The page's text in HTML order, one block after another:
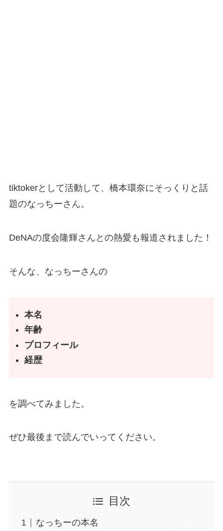
tiktokerとして活動して、橋本環奈にそっくりと話
題のなっちーさん。
DeNAの度会隆輝さんとの熱愛も報道されました！
そんな、なっちーさんの
本名
年齢
プロフィール
経歴
を調べてみました。
ぜひ最後まで読んでいってください。
目次
なっちーの本名